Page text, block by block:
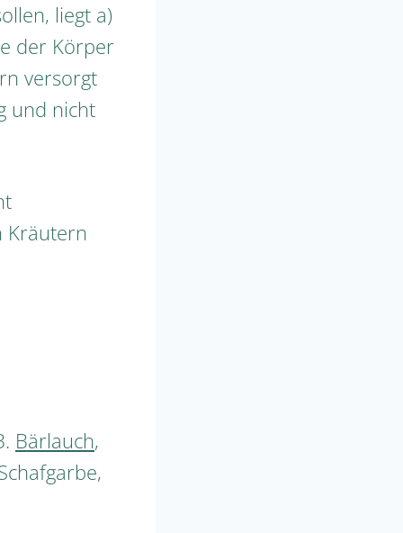
liegt a)
der Körper
versorgt
und nicht
Kräutern
Bärlauch,